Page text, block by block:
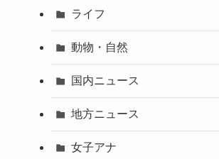
ライフ
動物・自然
国内ニュース
地方ニュース
女子アナ